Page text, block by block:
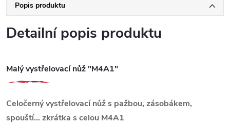
Popis produktu
Detailní popis produktu
Malý vystřelovací nůž "M4A1"
Celočerný vystřelovací nůž s pažbou, zásobákem,
spouští... zkrátka s celou M4A1